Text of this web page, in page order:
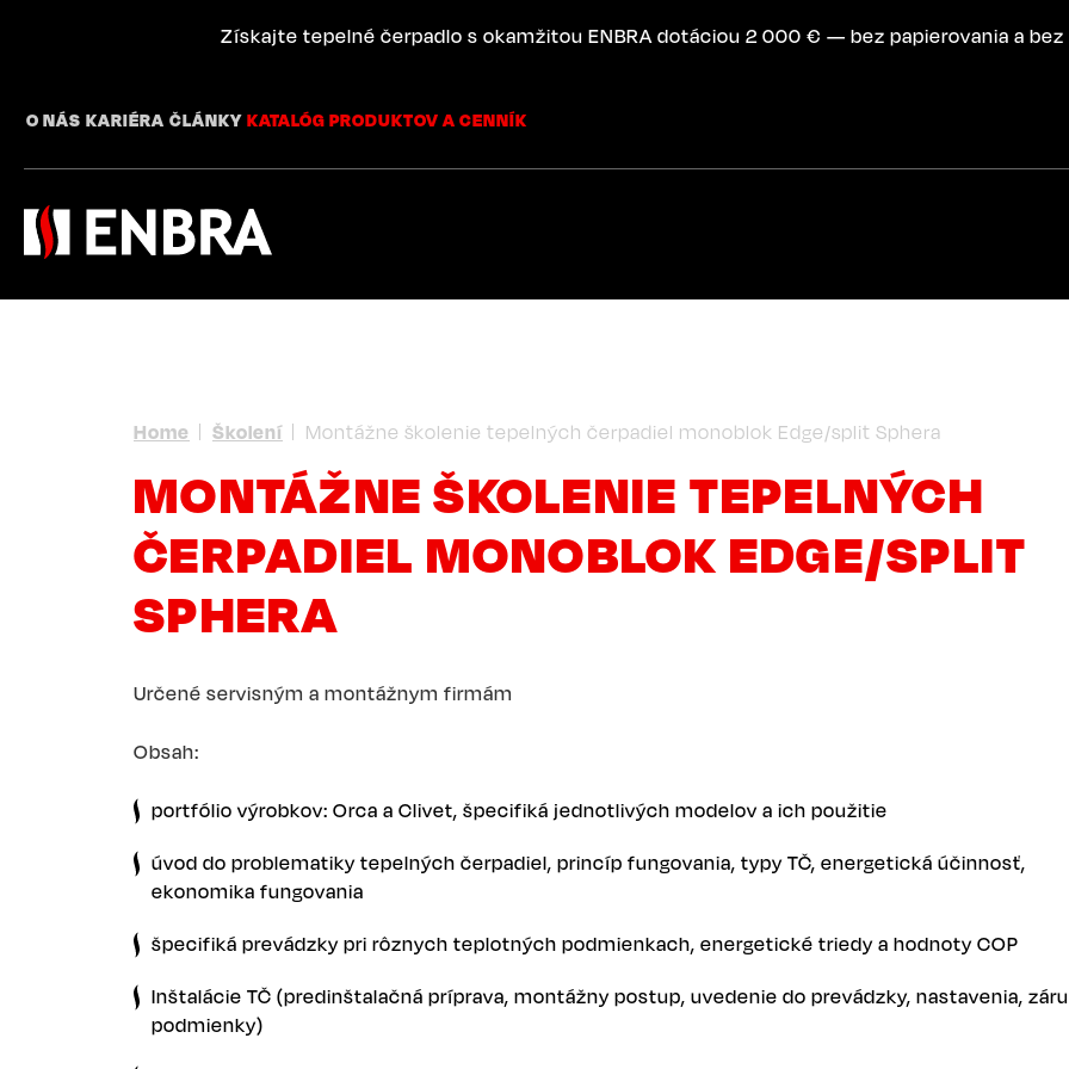
Získajte tepelné čerpadlo s okamžitou ENBRA dotáciou 2 000 € — bez papierovania a
O NÁS KARIÉRA ČLÁNKY KATALÓG PRODUKTOV A CENNÍK
BREADCRUMB
Home Školení Montážne školenie tepelných čerpadiel monoblok Edge/split Sphera
MONTÁŽNE ŠKOLENIE TEPELNÝCH
ČERPADIEL MONOBLOK EDGE/SPLIT
SPHERA
Určené servisným a montážnym firmám
Obsah:
portfólio výrobkov: Orca a Clivet, špecifiká jednotlivých modelov a ich použitie
úvod do problematiky tepelných čerpadiel, princíp fungovania, typy TČ, energetická účinnosť,
ekonomika fungovania
špecifiká prevádzky pri rôznych teplotných podmienkach, energetické triedy a hodnoty COP
Inštalácie TČ (predinštalačná príprava, montážny postup, uvedenie do prevádzky, nastavenia,
podmienky)